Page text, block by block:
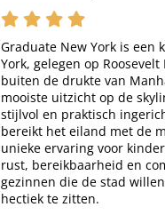
Graduate New York is
York, gelegen op
buiten de drukte van
mooiste uitzicht op de
stijlvol en praktisch
bereikt het eiland met de
unieke ervaring voor
rust, bereikbaarheid en
gezinnen die de stad
hectiek te zitten.